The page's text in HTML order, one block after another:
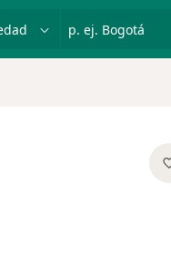
p. ej. Bogotá